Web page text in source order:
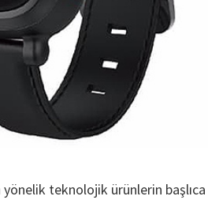
yönelik teknolojik ürünlerin